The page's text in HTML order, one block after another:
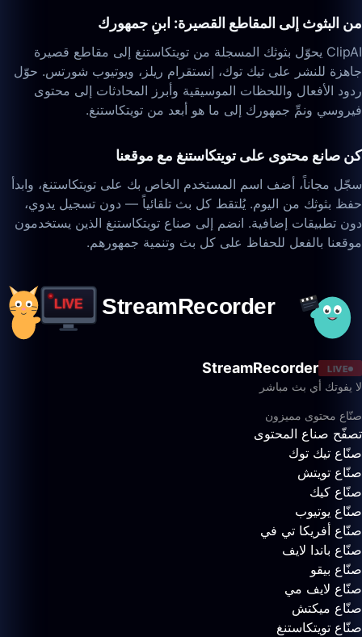
من البثوث إلى المقاطع القصيرة: ابنِ جمهورك
ClipAI يحوّل بثوثك المسجلة من تويتكاستنغ إلى مقاطع قصيرة
جاهزة للنشر على تيك توك، إنستقرام ريلز، ويوتيوب شورتس. حوّل
ردود الأفعال واللحظات الموسيقية وأبرز المحادثات إلى محتوى
فيروسي ونمِّ جمهورك إلى ما هو أبعد من تويتكاستنغ.
كن صانع محتوى على تويتكاستنغ مع موقعنا
سجّل مجاناً، أضف اسم المستخدم الخاص بك على تويتكاستنغ، وابدأ
حفظ بثوثك من اليوم. يُلتقط كل بث تلقائياً — دون تسجيل يدوي،
دون تطبيقات إضافية. انضم إلى صناع تويتكاستنغ الذين يستخدمون
موقعنا بالفعل للحفاظ على كل بث وتنمية جمهورهم.
LIVE
StreamRecorder
لا يفوتك أي بث مباشر
صنّاع محتوى مميزون
تصفّح صناع المحتوى
صنّاع تيك توك
صنّاع تويتش
صنّاع كيك
صنّاع يوتيوب
صنّاع أفريكا تي في
صنّاع باندا لايف
صنّاع بيقو
صنّاع لايف مي
صنّاع ميكتش
صنّاع تويتكاستنغ